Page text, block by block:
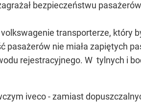
bezpieczeństwu
transporterze, który
nie miała zapiętych
rejestracyjnego. W tylnych i
iveco - zamiast